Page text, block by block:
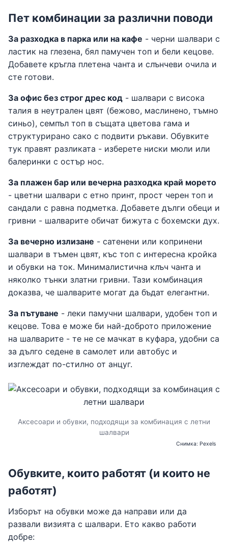
Пет комбинации за различни поводи
За разходка в парка или на кафе - черни шалвари с
ластик на глезена, бял памучен топ и бели кецове.
Добавете кръгла плетена чанта и слънчеви очила и
сте готови.
За офис без строг дрес код - шалвари с висока
талия в неутрален цвят (бежово, маслинено, тъмно
синьо), семпъл топ в същата цветова гама и
структурирано сако с подвити ръкави. Обувките
тук правят разликата - изберете ниски мюли или
балеринки с остър нос.
За плажен бар или вечерна разходка край морето
- цветни шалвари с етно принт, прост черен топ и
сандали с равна подметка. Добавете дълги обеци и
гривни - шалварите обичат бижута с бохемски дух.
За вечерно излизане - сатенени или копринени
шалвари в тъмен цвят, къс топ с интересна кройка
и обувки на ток. Минималистична клъч чанта и
няколко тънки златни гривни. Тази комбинация
доказва, че шалварите могат да бъдат елегантни.
За пътуване - леки памучни шалвари, удобен топ и
кецове. Това е може би най-доброто приложение
на шалварите - те не се мачкат в куфара, удобни са
за дълго седене в самолет или автобус и
изглеждат по-стилно от анцуг.
Аксесоари и обувки, подходящи за комбинация с летни
шалвари
Снимка: Pexels
Обувките, които работят (и които не
работят)
Изборът на обувки може да направи или да
развали визията с шалвари. Ето какво работи
добре: